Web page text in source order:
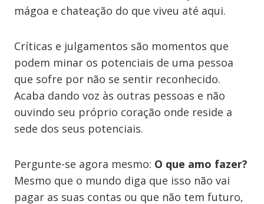
mágoa e chateação do que viveu até aqui.
Críticas e julgamentos são momentos que
podem minar os potenciais de uma pessoa
que sofre por não se sentir reconhecido.
Acaba dando voz às outras pessoas e não
ouvindo seu próprio coração onde reside a
sede dos seus potenciais.
Pergunte-se agora mesmo: O que amo fazer?
Mesmo que o mundo diga que isso não vai
pagar as suas contas ou que não tem futuro,